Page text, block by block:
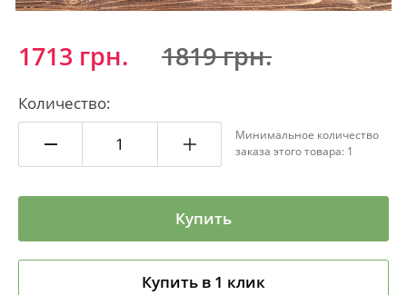
1713 грн. 1819 грн.
Количество:
Минимальное количество
заказа этого товара: 1
Купить
Купить в 1 клик